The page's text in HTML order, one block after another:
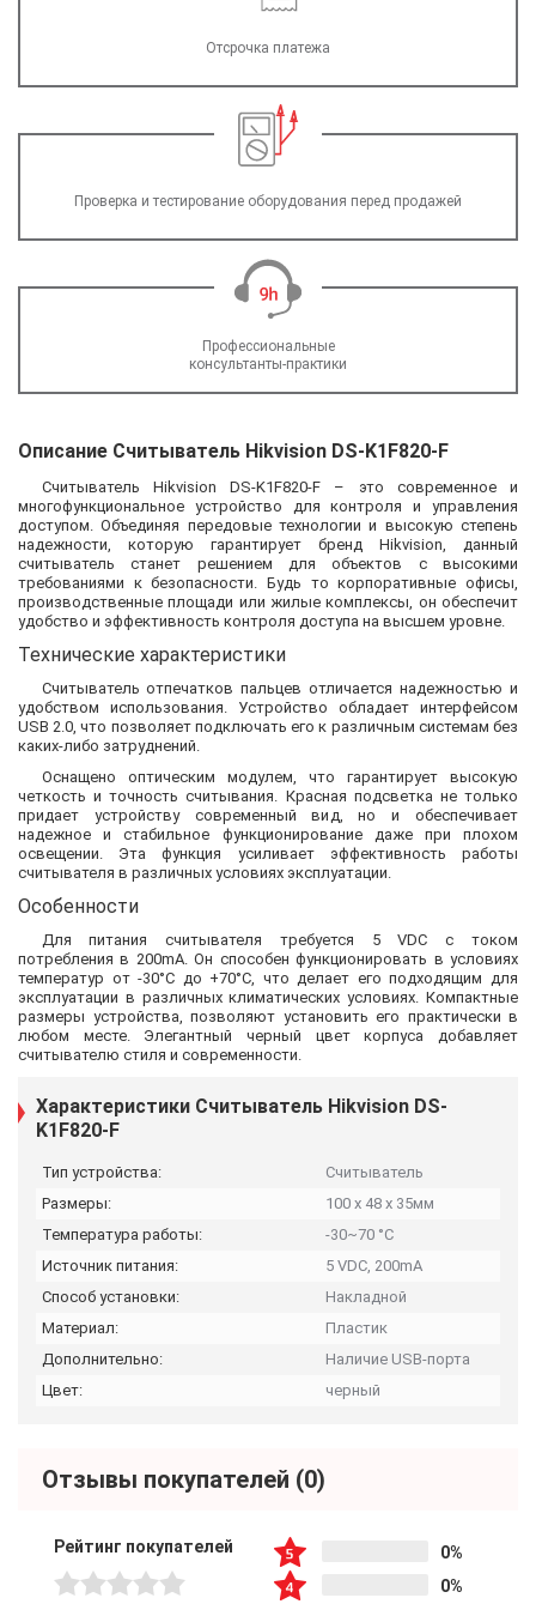
Отсрочка платежа
Проверка и тестирование оборудования перед продажей
Профессиональные
консультанты-практики
Описание Считыватель Hikvision DS-K1F820-F
Считыватель Hikvision DS-K1F820-F – это современное и
многофункциональное устройство для контроля и управления
доступом. Объединяя передовые технологии и высокую степень
надежности, которую гарантирует бренд Hikvision, данный
считыватель станет решением для объектов с высокими
требованиями к безопасности. Будь то корпоративные офисы,
производственные площади или жилые комплексы, он обеспечит
удобство и эффективность контроля доступа на высшем уровне.
Технические характеристики
Считыватель отпечатков пальцев отличается надежностью и
удобством использования. Устройство обладает интерфейсом
USB 2.0, что позволяет подключать его к различным системам без
каких-либо затруднений.
Оснащено оптическим модулем, что гарантирует высокую
четкость и точность считывания. Красная подсветка не только
придает устройству современный вид, но и обеспечивает
надежное и стабильное функционирование даже при плохом
освещении. Эта функция усиливает эффективность работы
считывателя в различных условиях эксплуатации.
Особенности
Для питания считывателя требуется 5 VDC с током
потребления в 200mA. Он способен функционировать в условиях
температур от -30°C до +70°C, что делает его подходящим для
эксплуатации в различных климатических условиях. Компактные
размеры устройства, позволяют установить его практически в
любом месте. Элегантный черный цвет корпуса добавляет
считывателю стиля и современности.
Характеристики Считыватель Hikvision DS-
K1F820-F
Тип устройства:
Считыватель
Размеры:
100 x 48 x 35мм
Температура работы:
-30~70 °C
Источник питания:
5 VDC, 200mA
Способ установки:
Накладной
Материал:
Пластик
Дополнительно:
Наличие USB-порта
Цвет:
черный
Отзывы покупателей (0)
Рейтинг покупателей
0%
0%